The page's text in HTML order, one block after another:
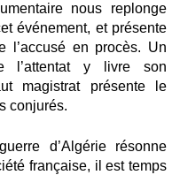
nous replonge
événement, et présente
l’accusé en procès. Un
l’attentat y livre son
magistrat présente le
conjurés.
d’Algérie résonne
française, il est temps